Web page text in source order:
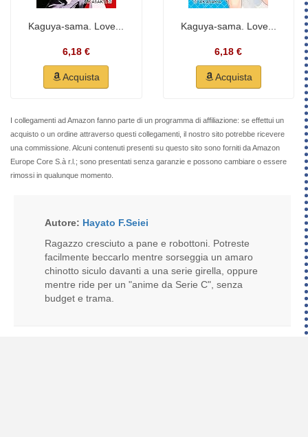
Kaguya-sama. Love...
6,18 €
Acquista
Kaguya-sama. Love...
6,18 €
Acquista
I collegamenti ad Amazon fanno parte di un programma di affiliazione: se effettui un
acquisto o un ordine attraverso questi collegamenti, il nostro sito potrebbe ricevere
una commissione. Alcuni contenuti presenti su questo sito sono forniti da Amazon
Europe Core S.à r.l.; sono presentati senza garanzie e possono cambiare o essere
rimossi in qualunque momento.
Autore: Hayato F.Seiei
Ragazzo cresciuto a pane e robottoni. Potreste
facilmente beccarlo mentre sorseggia un amaro
chinotto siculo davanti a una serie girella, oppure
mentre ride per un "anime da Serie C", senza
budget e trama.